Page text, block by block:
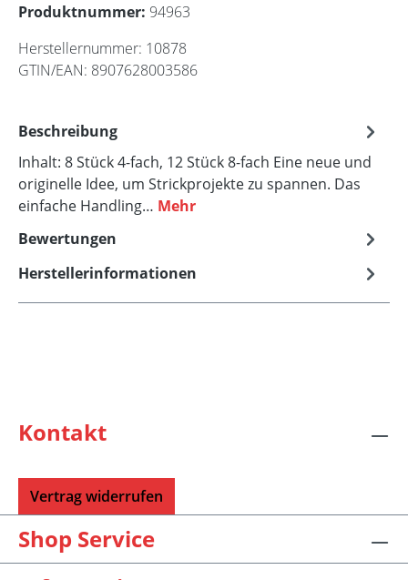
Produktnummer: 94963
Herstellernummer: 10878
GTIN/EAN: 8907628003586
Beschreibung
Inhalt: 8 Stück 4-fach, 12 Stück 8-fach Eine neue und
originelle Idee, um Strickprojekte zu spannen. Das
einfache Handling… Mehr
Bewertungen
Herstellerinformationen
Kontakt
Vertrag widerrufen
Shop Service